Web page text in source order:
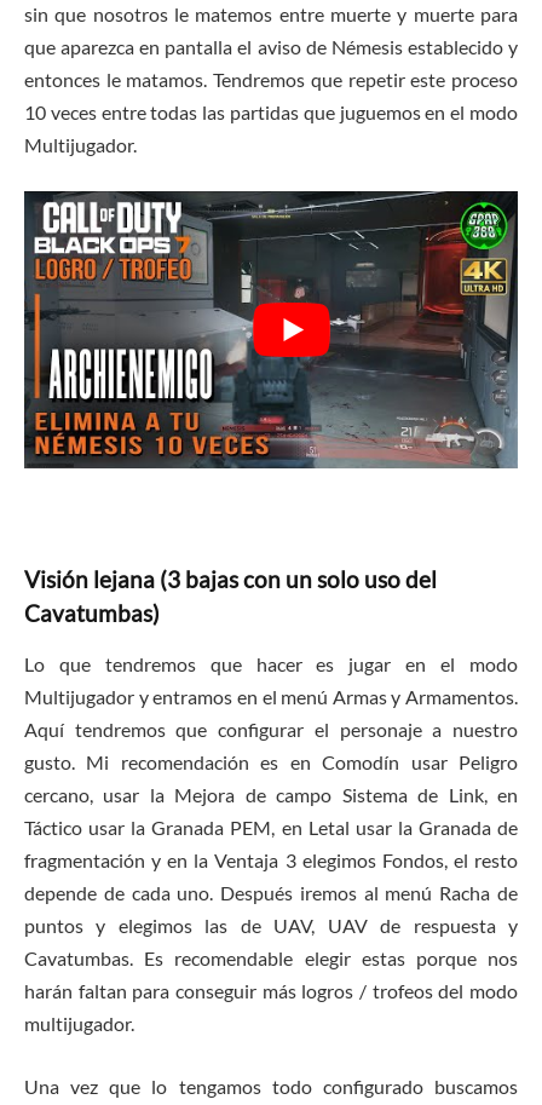
sin que nosotros le matemos entre muerte y muerte para
que aparezca en pantalla el aviso de Némesis establecido y
entonces le matamos. Tendremos que repetir este proceso
10 veces entre todas las partidas que juguemos en el modo
Multijugador.
Visión lejana (3 bajas con un solo uso del
Cavatumbas)
Lo que tendremos que hacer es jugar en el modo
Multijugador y entramos en el menú Armas y Armamentos.
Aquí tendremos que configurar el personaje a nuestro
gusto. Mi recomendación es en Comodín usar Peligro
cercano, usar la Mejora de campo Sistema de Link, en
Táctico usar la Granada PEM, en Letal usar la Granada de
fragmentación y en la Ventaja 3 elegimos Fondos, el resto
depende de cada uno. Después iremos al menú Racha de
puntos y elegimos las de UAV, UAV de respuesta y
Cavatumbas. Es recomendable elegir estas porque nos
harán faltan para conseguir más logros / trofeos del modo
multijugador.
Una vez que lo tengamos todo configurado buscamos